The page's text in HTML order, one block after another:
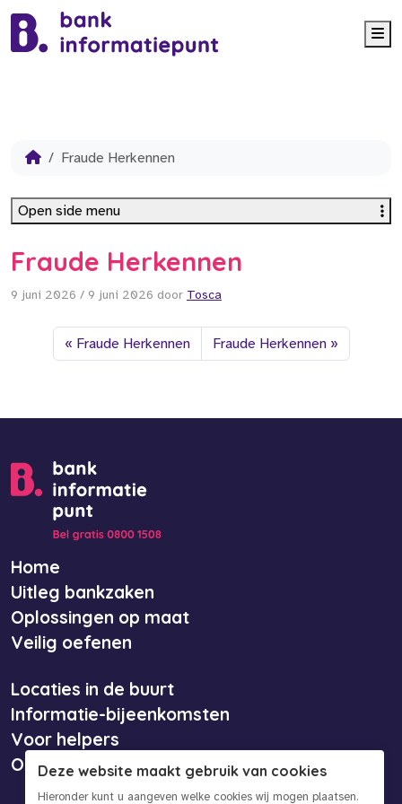
Fraude Herkennen
Fraude Herkennen
9 juni 2026 / 9 juni 2026 door Tosca
Fraude Herkennen Fraude Herkennen
Open side menu
Home
Uitleg bankzaken
Oplossingen op maat
Veilig oefenen
Locaties in de buurt
Informatie-bijeenkomsten
Voor helpers
Over ons
Deze website maakt gebruik van cookies
Hieronder kunt u aangeven welke cookies wij mogen plaatsen.